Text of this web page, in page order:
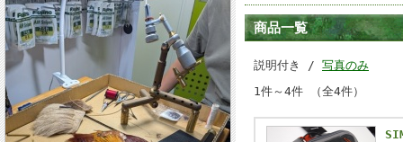
商品一覧
説明付き / 写真のみ
1件～4件 （全4件）